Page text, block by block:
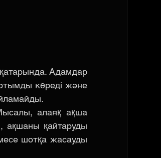
Адамдар
көреді және
алаяқ ақша
ақшаны қайтаруды
шотқа жасауды